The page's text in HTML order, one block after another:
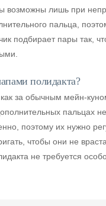
возможны лишь при
пальца,
подбирает пары так,
полидакта?
за обычным мейн-
пальцах не
поэтому их нужно
чтобы они не
не требуется